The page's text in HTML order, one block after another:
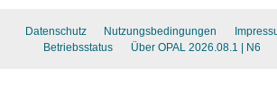
Datenschutz Nutzungsbedingungen
Betriebsstatus
Über OPAL 2026.08.1 | N6